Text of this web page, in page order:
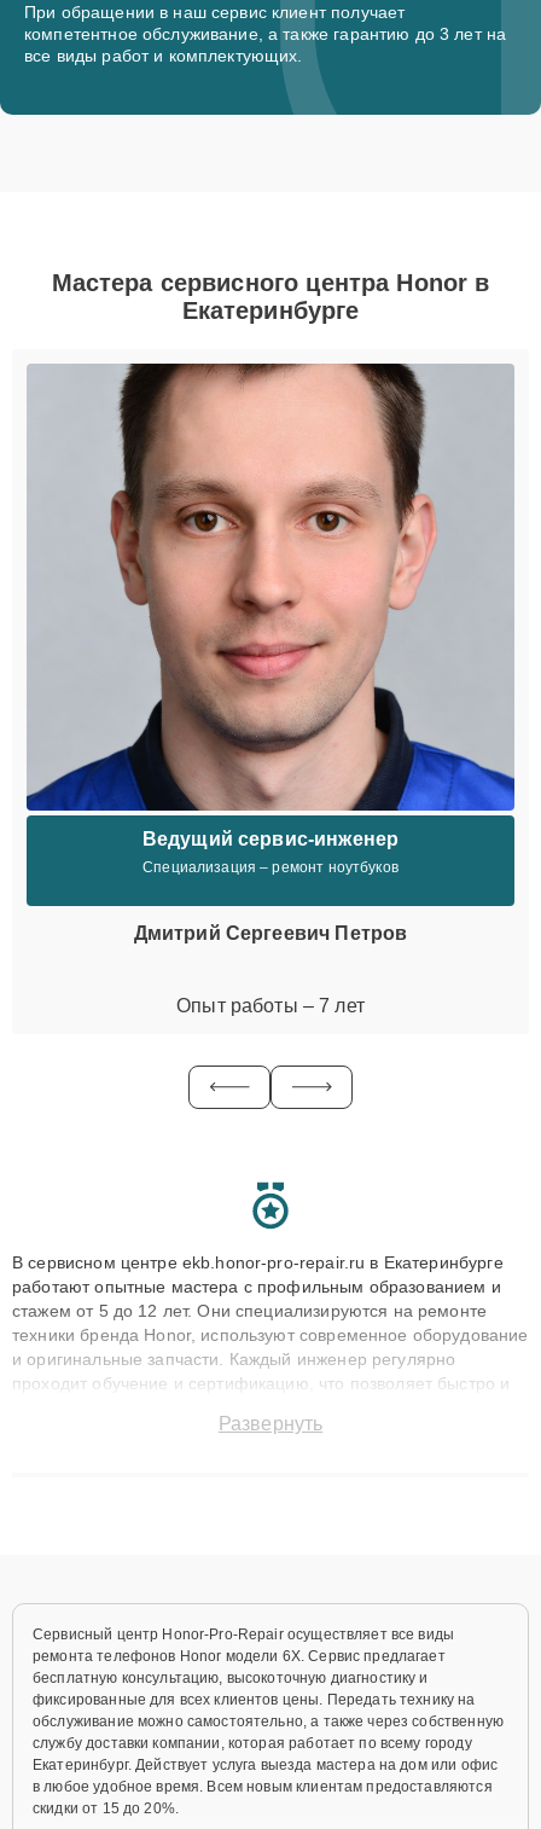
При обращении в наш сервис клиент получает
компетентное обслуживание, а также гарантию до 3 лет на
все виды работ и комплектующих.
Мастера сервисного центра Honor в
Екатеринбурге
Ведущий сервис-инженер
Специализация – ремонт ноутбуков
Дмитрий Сергеевич Петров
Опыт работы – 7 лет
В сервисном центре ekb.honor-pro-repair.ru в Екатеринбурге
работают опытные мастера с профильным образованием и
стажем от 5 до 12 лет. Они специализируются на ремонте
техники бренда Honor, используют современное оборудование
и оригинальные запчасти. Каждый инженер регулярно
проходит обучение и сертификацию, что позволяет быстро и
сохранением гарантии до 3 лет. Наши мастера решают
Развернуть
Сервисный центр Honor-Pro-Repair осуществляет все виды
ремонта телефонов Honor модели 6X. Сервис предлагает
бесплатную консультацию, высокоточную диагностику и
фиксированные для всех клиентов цены. Передать технику на
обслуживание можно самостоятельно, а также через собственную
службу доставки компании, которая работает по всему городу
Екатеринбург. Действует услуга выезда мастера на дом или офис
в любое удобное время. Всем новым клиентам предоставляются
скидки от 15 до 20%.